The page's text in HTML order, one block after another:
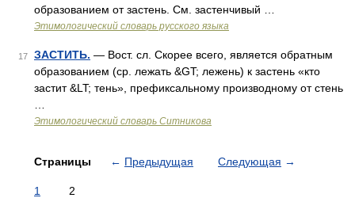
образованием от застень. См. застенчивый …
Этимологический словарь русского языка
17 ЗАСТИТЬ. — Вост. сл. Скорее всего, является обратным
образованием (ср. лежать &GT; лежень) к застень «кто
застит &LT; тень», префиксальному производному от стень
Этимологический словарь Ситникова
Страницы ← Предыдущая Следующая →
1 2